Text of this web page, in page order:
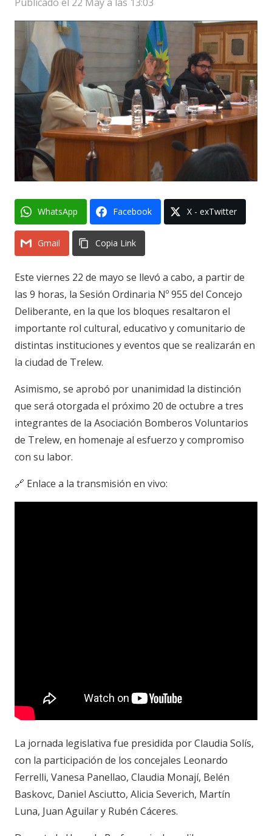
WhatsApp Facebook X - exTwitter
Gmail Copia Link
Este viernes 22 de mayo se llevó a cabo, a partir de
las 9 horas, la Sesión Ordinaria Nº 955 del Concejo
Deliberante, en la que los bloques resaltaron el
importante rol cultural, educativo y comunitario de
distintas instituciones y eventos que se realizarán en
la ciudad de Trelew.
Asimismo, se aprobó por unanimidad la distinción
que será otorgada el próximo 20 de octubre a tres
integrantes de la Asociación Bomberos Voluntarios
de Trelew, en homenaje al esfuerzo y compromiso
con su labor.
🔗 Enlace a la transmisión en vivo:
La jornada legislativa fue presidida por Claudia Solís,
con la participación de los concejales Leonardo
Ferrelli, Vanesa Panellao, Claudia Monají, Belén
Baskovc, Daniel Asciutto, Alicia Severich, Martín
Luna, Juan Aguilar y Rubén Cáceres.